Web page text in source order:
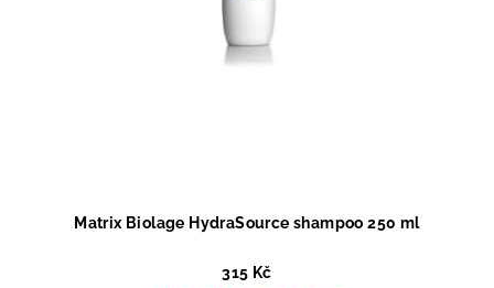
Matrix Biolage HydraSource shampoo 250 ml
315 Kč